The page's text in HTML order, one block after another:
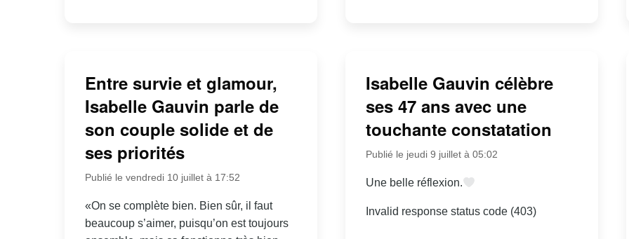
Entre survie et glamour,
Isabelle Gauvin parle de
son couple solide et de
ses priorités
Publié le vendredi 10 juillet à 17:52
«On se complète bien. Bien sûr, il faut
beaucoup s’aimer, puisqu’on est toujours
Isabelle Gauvin célèbre
ses 47 ans avec une
touchante constatation
Publié le jeudi 9 juillet à 05:02
Une belle réflexion.
Invalid response status code (403)